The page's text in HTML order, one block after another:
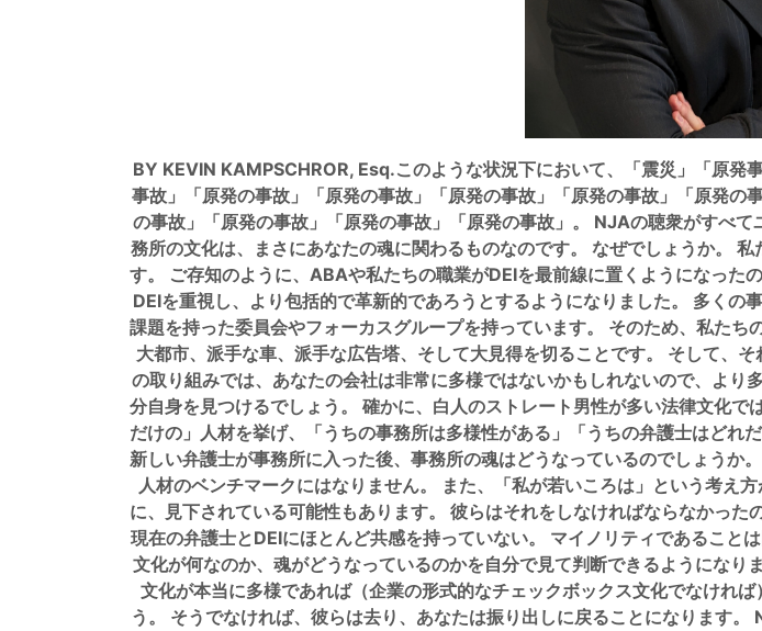
BY KEVIN KAMPSCHROR, Esq.このような状況下において、「震災」「原
事故」「原発の事故」「原発の事故」「原発の事故」「原発の事故」「原発
の事故」「原発の事故」「原発の事故」「原発の事故」。 NJAの聴衆がすべ
務所の文化は、まさにあなたの魂に関わるものなのです。 なぜでしょうか。
す。 ご存知のように、ABAや私たちの職業がDEIを最前線に置くようになった
DEIを重視し、より包括的で革新的であろうとするようになりました。 多く
課題を持った委員会やフォーカスグループを持っています。 そのため、私た
大都市、派手な車、派手な広告塔、そして大見得を切ることです。 そして、
の取り組みでは、あなたの会社は非常に多様ではないかもしれないので、よ
分自身を見つけるでしょう。 確かに、白人のストレート男性が多い法律文化
だけの」人材を挙げ、「うちの事務所は多様性がある」「うちの弁護士はど
新しい弁護士が事務所に入った後、事務所の魂はどうなっているのでしょう
人材のベンチマークにはなりません。 また、「私が若いころは」という考え
に、見下されている可能性もあります。 彼らはそれをしなければならなかっ
現在の弁護士とDEIにほとんど共感を持っていない。 マイノリティであるこ
文化が何なのか、魂がどうなっているのかを自分で見て判断できるようにな
文化が本当に多様であれば（企業の形式的なチェックボックス文化でなけれ
う。 そうでなければ、彼らは去り、あなたは振り出しに戻ることになります